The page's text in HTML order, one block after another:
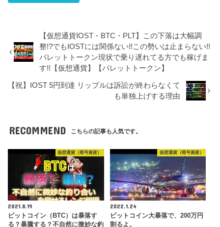
【仮想通貨IOST・BTC・PLT】この下落は大幅調
整!?でもIOSTには関係ない!!この勢いは止まらない!!
パレットトークン現状で乗り遅れてる方でも稼げま
す!!【仮想通貨】【パレットトークン】
【祝】IOST 5円到達 リップルは訴訟が終わらなくて
も単独上げする理由
RECOMMEND こちらの記事も人気です。
仮想通貨（暗号資産）
2021.8.19
ビットコイン（BTC）は暴落す
る？暴騰する？不自然に微妙な釣
仮想通貨（暗号資産）
2022.1.24
ビットコイン大暴落で、200万円
割るよ。